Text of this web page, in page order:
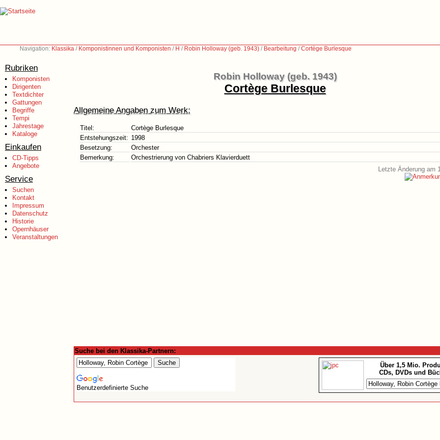
Navigation: Klassika / Komponistinnen und Komponisten / H / Robin Holloway (geb. 1943) / Bearbeitung /Cortège Burlesque
Rubriken
Komponisten
Dirigenten
Textdichter
Gattungen
Begriffe
Tempi
Jahrestage
Kataloge
Einkaufen
CD-Tipps
Angebote
Service
Suchen
Kontakt
Impressum
Datenschutz
Historie
Opernhäuser
Veranstaltungen
Robin Holloway (geb. 1943)
Cortège Burlesque
Allgemeine Angaben zum Werk:
Titel:
Cortège Burlesque
Entstehungszeit: 1998
Besetzung:
Orchester
Bemerkung:
Orchestrierung von Chabriers Klavierduett
Letzte Änderung am
Suche bei den Klassika-Partnern:
Benutzerdefinierte Suche
Über 1,5 Mio.
CDs, DVDs und